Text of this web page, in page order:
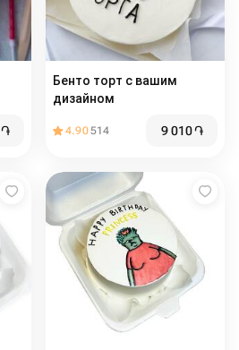
֏
Бенто торт с вашим
дизайном
4.90514 9 010֏